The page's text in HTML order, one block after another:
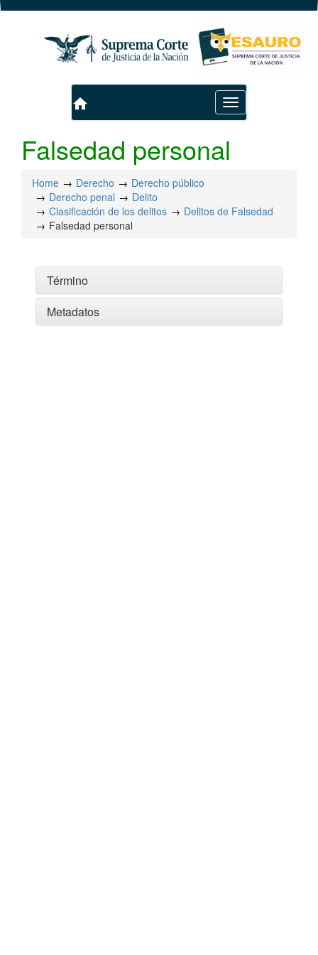
Toggle
navigation
home
Falsedad personal
Home Derecho
Derecho público
Derecho penal
Delito
Clasificación de los delitos
Delitos de Falsedad
Falsedad personal
Término
Metadatos